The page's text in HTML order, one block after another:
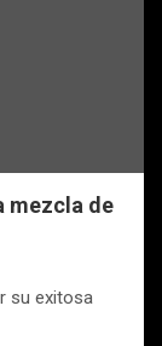
mezcla de
su exitosa